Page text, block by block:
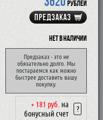
рублей
ПРЕДЗАКАЗ
Нет в наличии
Предзаказ - это не
обязательно долго. Мы
постараемся как можно
быстрее доставить вашу
покупку.
+ 181 руб.на
бонусный счет
?